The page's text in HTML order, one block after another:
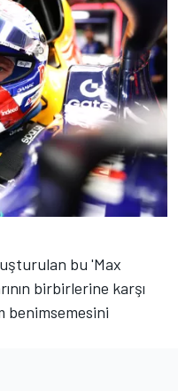
bu 'Max
birbirlerine karşı
benimsemesini